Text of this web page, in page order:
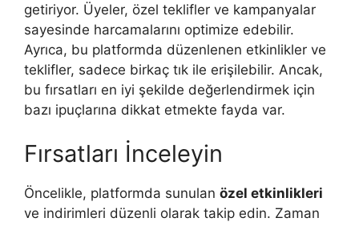
getiriyor. Üyeler, özel teklifler ve kampanyalar
sayesinde harcamalarını optimize edebilir.
Ayrıca, bu platformda düzenlenen etkinlikler ve
teklifler, sadece birkaç tık ile erişilebilir. Ancak,
bu fırsatları en iyi şekilde değerlendirmek için
bazı ipuçlarına dikkat etmekte fayda var.
Fırsatları İnceleyin
Öncelikle, platformda sunulan özel etkinlikleri
ve indirimleri düzenli olarak takip edin. Zaman